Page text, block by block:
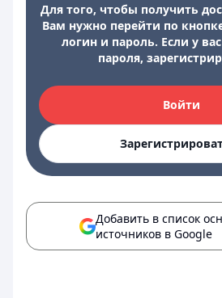
Для того, чтобы получить
Вам нужно перейти по
логин и пароль. Если у
пароля,
Войти
Добавить в список
источников в Google